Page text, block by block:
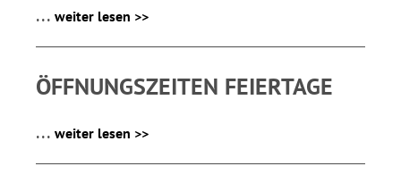
... weiter lesen >>
ÖFFNUNGSZEITEN FEIERTAGE
... weiter lesen >>